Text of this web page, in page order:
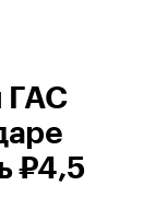
ГАС
₽4,5